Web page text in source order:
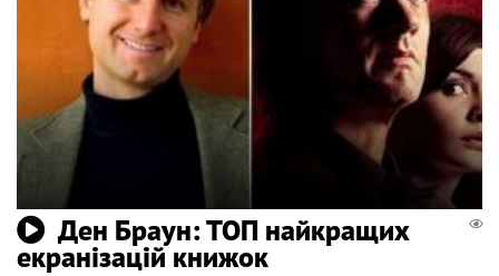
Ден Браун: ТОП найкращих
екранізацій книжок